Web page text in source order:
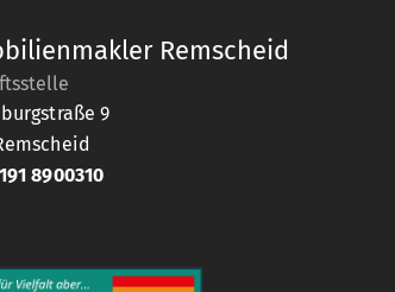
Remscheid
9
8900310